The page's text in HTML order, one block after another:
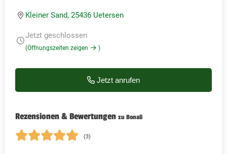
Kleiner Sand, 25436 Uetersen
Jetzt geschlossen
(Öffnungszeiten zeigen )
Jetzt anrufen
Rezensionen & Bewertungen zu Bonali
(3)